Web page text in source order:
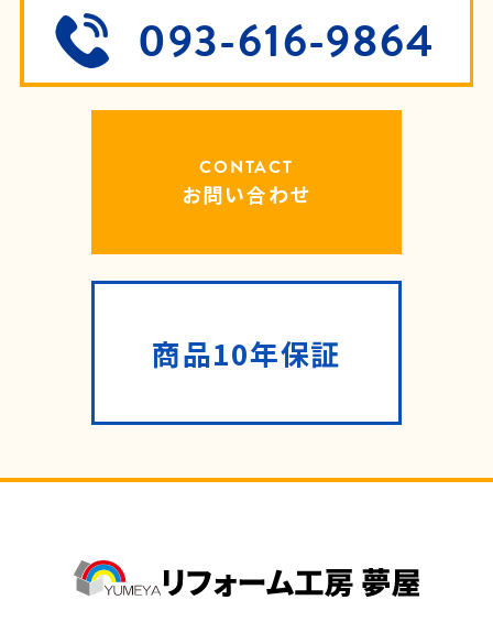
093-616-9864
CONTACT
お問い合わせ
商品10年保証